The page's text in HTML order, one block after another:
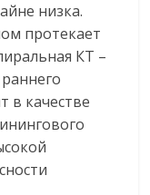
низка.
протекает
КТ –
в качестве